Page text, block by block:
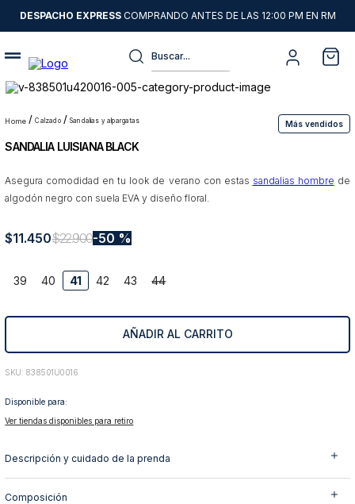
DESPACHO EXPRESSCOMPRANDO ANTES DE LAS 12:00 PM EN RM
Buscar...
calzado sandalias y alpargatas Más vendidos
SANDALIA LUISIANA BLACK
Asegura comodidad en tu look de verano con estas sandalias hombre de
algodón negro con suela EVA y diseño floral.
$11.450$22.900 50 %
39 40 41 42 43 44
AÑADIR AL CARRITO
: 838501U0016
Disponible para:
Ver tiendas disponibles para retiro
Descripción y cuidado de la prenda
Composición
1.
sweater
2.
chaquetas
3.
camisas
4
pantalon
5.
jeans
chaqueta
8.
blazer
10. abrigo